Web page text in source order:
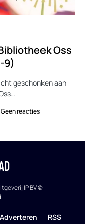
Oss
9)
geschonken aan
Geen reacties
IP BV ©
Adverteren RSS